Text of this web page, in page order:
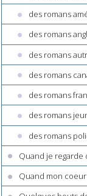
des romans
des romans
des romans
des romans
des romans
des romans
des romans
Quand je regarde
Quand mon